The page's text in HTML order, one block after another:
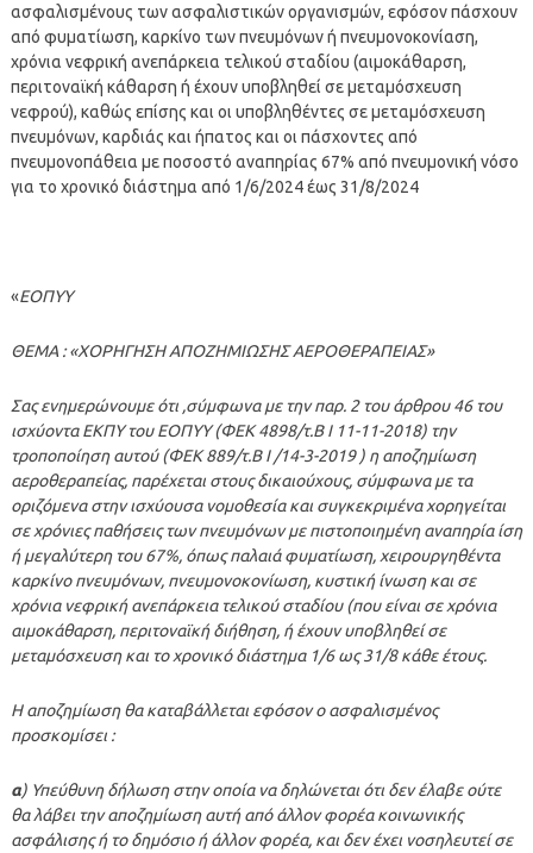
ασφαλισμένους των ασφαλιστικών οργανισμών, εφόσον πάσχουν
από φυματίωση, καρκίνο των πνευμόνων ή πνευμονοκονίαση,
χρόνια νεφρική ανεπάρκεια τελικού σταδίου (αιμοκάθαρση,
περιτοναϊκή κάθαρση ή έχουν υποβληθεί σε μεταμόσχευση
νεφρού), καθώς επίσης και οι υποβληθέντες σε μεταμόσχευση
πνευμόνων, καρδιάς και ήπατος και οι πάσχοντες από
πνευμονοπάθεια με ποσοστό αναπηρίας 67% από πνευμονική νόσο
για το χρονικό διάστημα από 1/6/2024 έως 31/8/2024
«ΕΟΠΥΥ
ΘΕΜΑ : «ΧΟΡΗΓΗΣΗ ΑΠΟΖΗΜΙΩΣΗΣ ΑΕΡΟΘΕΡΑΠΕΙΑΣ»
Σας ενημερώνουμε ότι ,σύμφωνα με την παρ. 2 του άρθρου 46 του
ισχύοντα ΕΚΠΥ του ΕΟΠΥΥ (ΦΕΚ 4898/τ.Β Ι 11-11-2018) την
τροποποίηση αυτού (ΦΕΚ 889/τ.Β Ι /14-3-2019 ) η αποζημίωση
αεροθεραπείας, παρέχεται στους δικαιούχους, σύμφωνα με τα
οριζόμενα στην ισχύουσα νομοθεσία και συγκεκριμένα χορηγείται
σε χρόνιες παθήσεις των πνευμόνων με πιστοποιημένη αναπηρία ίση
ή μεγαλύτερη του 67%, όπως παλαιά φυματίωση, χειρουργηθέντα
καρκίνο πνευμόνων, πνευμονοκονίωση, κυστική ίνωση και σε
χρόνια νεφρική ανεπάρκεια τελικού σταδίου (που είναι σε χρόνια
αιμοκάθαρση, περιτοναϊκή διήθηση, ή έχουν υποβληθεί σε
μεταμόσχευση και το χρονικό διάστημα 1/6 ως 31/8 κάθε έτους.
Η αποζημίωση θα καταβάλλεται εφόσον ο ασφαλισμένος
προσκομίσει :
α) Υπεύθυνη δήλωση στην οποία να δηλώνεται ότι δεν έλαβε ούτε
θα λάβει την αποζημίωση αυτή από άλλον φορέα κοινωνικής
ασφάλισης ή το δημόσιο ή άλλον φορέα, και δεν έχει νοσηλευτεί σε